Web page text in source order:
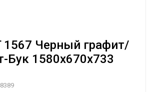
1567 Черный графит/
Бук 1580х670х733